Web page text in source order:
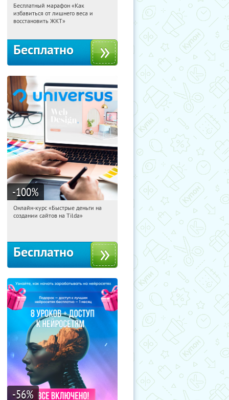
09:30:47 Получили:
Россия
Бесплатный марафон «Как
избавиться от лишнего веса и
восстановить ЖКТ»
Бесплатно
-100%
09:30:47 Получили:
Онлайн-курс «Быстрые деньги на
создании сайтов на Tilda»
Бесплатно
-56%